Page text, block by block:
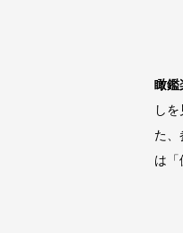
瞰鑑
し
た
は「